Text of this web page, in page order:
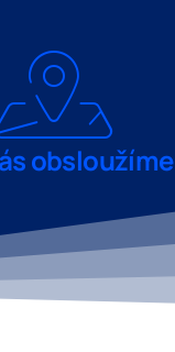
obsloužíme